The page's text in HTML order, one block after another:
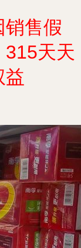
售假
315天天
益